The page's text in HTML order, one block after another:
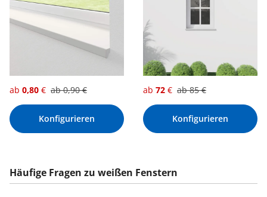
ab 0,80 € ab0,90€
Konfigurieren
ab 72 € ab85€
Konfigurieren
Häufige Fragen zu weißen Fenstern